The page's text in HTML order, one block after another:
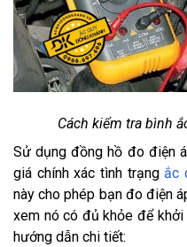
Cách kiểm tra bình
Sử dụng đồng hồ đo điện
giá chính xác tình trạngắc
này cho phép bạn đo điện
xem nó có đủ khỏe để
hướng dẫn chi tiết: